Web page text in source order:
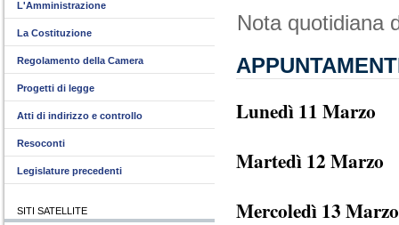
Nota quotidiana
Lunedì 11 Marzo
Martedì 12 Marzo
Mercoledì 13 Marzo
L'Amministrazione
La Costituzione
Regolamento della Camera
Progetti di legge
Atti di indirizzo e controllo
Resoconti
Legislature precedenti
SITI SATELLITE